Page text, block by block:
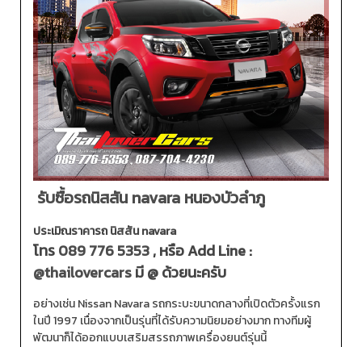
รับซื้อรถนิสสัน navara หนองบัวลำภู
ประเมิณราคารถ นิสสัน navara
โทร089 776 5353, หรือ Add Line :
@thailovercarsมี @ ด้วยนะครับ
อย่างเช่น Nissan Navara รถกระบะขนาดกลางที่เปิดตัวครั้งแรก
ในปี 1997 เนื่องจากเป็นรุ่นที่ได้รับความนิยมอย่างมาก ทางทีมผู้
พัฒนาก็ได้ออกแบบเสริมสรรถภาพเครื่องยนต์รุ่นนี้